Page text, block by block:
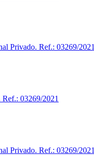
Privado. Ref.: 03269/2021
03269/2021
Privado. Ref.: 03269/2021